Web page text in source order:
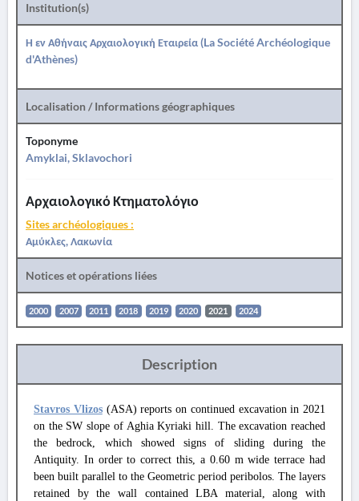
Institution(s)
Η εν Αθήναις Αρχαιολογική Εταιρεία (La Société Archéologique
d'Athènes)
Localisation / Informations géographiques
Toponyme
Amyklai, Sklavochori
Αρχαιολογικό Κτηματολόγιο
Sites archéologiques :
Αμύκλες, Λακωνία
Notices et opérations liées
2000 2007 2011 2018 2019 2020 2021 2024
Description
Stavros Vlizos(ASA) reports on continued excavation in 2021
on the SW slope of Aghia Kyriaki hill. The excavation reached
the bedrock, which showed signs of sliding during the
Antiquity. In order to correct this, a 0.60 m wide terrace had
been built parallel to the Geometric period peribolos. The layers
retained by the wall contained LBA material, along with